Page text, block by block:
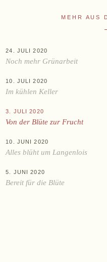
Zwettlerstraße 23
MEHR AUS
24. JULI 2020
Noch mehr Grünarbeit
10. JULI 2020
Im kühlen Keller
3. JULI 2020
Von der Blüte zur Frucht
10. JUNI 2020
Alles blüht um Langenlois
5. JUNI 2020
Bereit für die Blüte